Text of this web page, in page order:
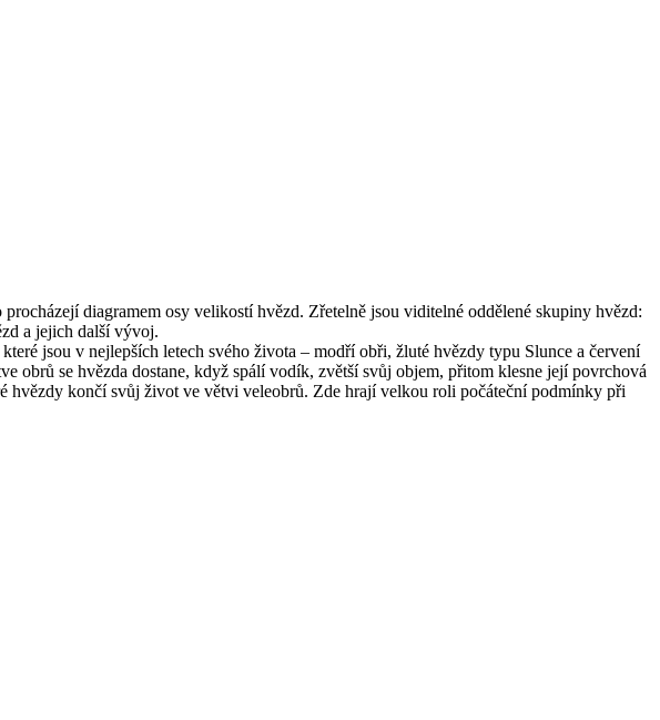
diagramem osy velikostí hvězd. Zřetelně jsou viditelné oddělené skupiny hvězd:
a jejich další vývoj.
jsou v nejlepších letech svého života – modří obři, žluté hvězdy typu Slunce a červení
obrů se hvězda dostane, když spálí vodík, zvětší svůj objem, přitom klesne její povrchová
hvězdy končí svůj život ve větvi veleobrů. Zde hrají velkou roli počáteční podmínky při